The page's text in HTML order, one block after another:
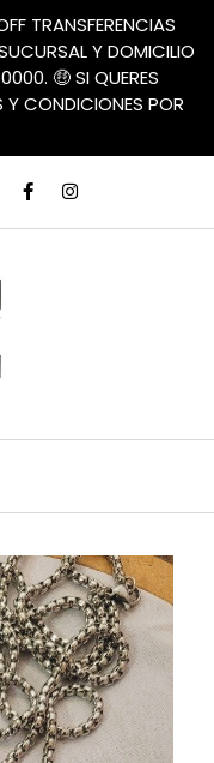
TRANSFERENCIAS
Y DOMICILIO
🤑 SI QUERES
Y CONDICIONES POR